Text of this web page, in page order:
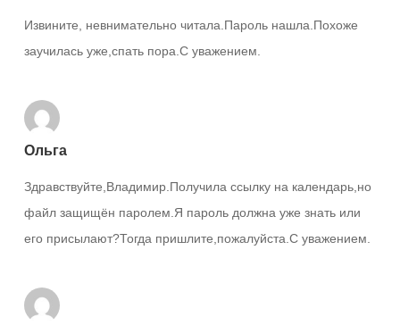
Извините, невнимательно читала.Пароль нашла.Похоже
заучилась уже,спать пора.С уважением.
Ольга
Здравствуйте,Владимир.Получила ссылку на календарь,но
файл защищён паролем.Я пароль должна уже знать или
его присылают?Тогда пришлите,пожалуйста.С уважением.